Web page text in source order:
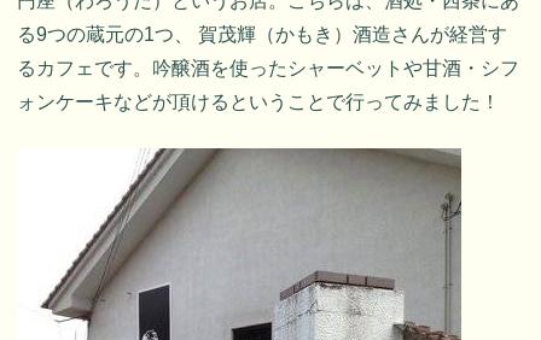
る9つの蔵元の1つ、 賀茂輝（かもき）酒造さんが経営す
るカフェです。吟醸酒を使ったシャーベットや甘酒・シフ
ォンケーキなどが頂けるということで行ってみました！